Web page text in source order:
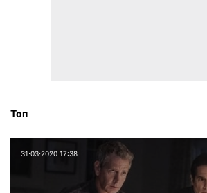
Топ
31⋅03⋅2020 17:38